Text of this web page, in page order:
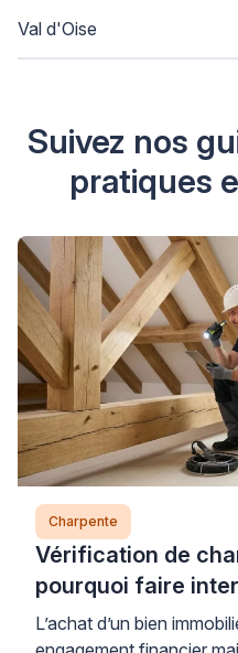
Val d'Oise
Suivez nos
pratiques
Charpente
Vérification de
pourquoi faire
professionnel est
L’achat d’un bien